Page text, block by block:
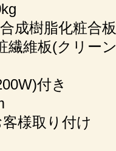
成樹脂化粧合
繊維板(クリー
付き
様取り付け